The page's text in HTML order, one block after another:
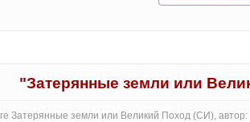
"Затерянные земли или
Затерянные земли или Великий Поход (СИ),